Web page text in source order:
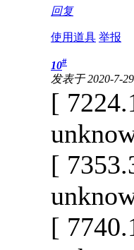
回复
使用道具 举报
10#
发表于 2020-7-
[
[
[